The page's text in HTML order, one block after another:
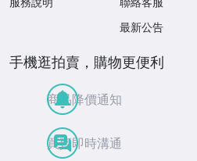
最新公告
手機逛拍賣，購物更便利
商品降價通知
買賣即時溝通